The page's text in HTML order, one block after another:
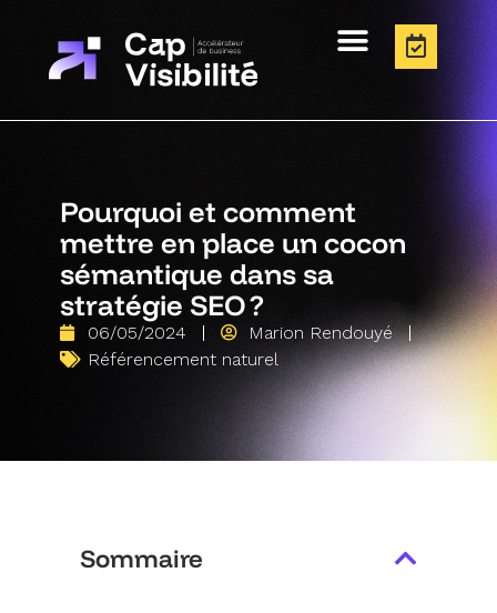
Pourquoi et comment
mettre en place un cocon
sémantique dans sa
stratégie SEO ?
06/05/2024
Marion Rendouyé
Référencement naturel
Sommaire